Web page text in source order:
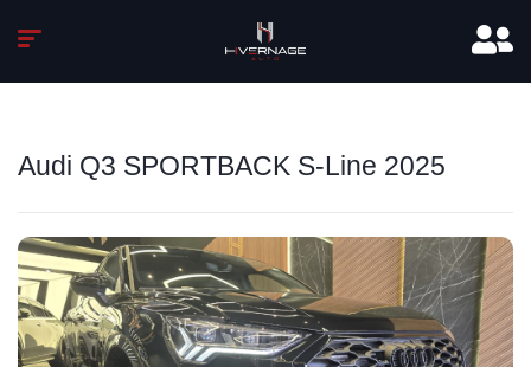
Audi Q3 SPORTBACK S-Line 2025